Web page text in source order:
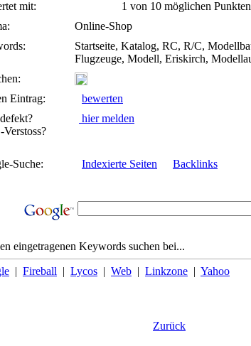
mit:
1 von 10 möglichen Punkten
Online-Shop
Startseite, Katalog, RC, R/C,
Flugzeuge, Modell, Eriskirch,
Eintrag:
bewerten
hier melden
Suche: Indexierte Seiten Backlinks
eingetragenen Keywords suchen bei...
| Fireball | Lycos | Web | Linkzone | Yahoo
Zurück